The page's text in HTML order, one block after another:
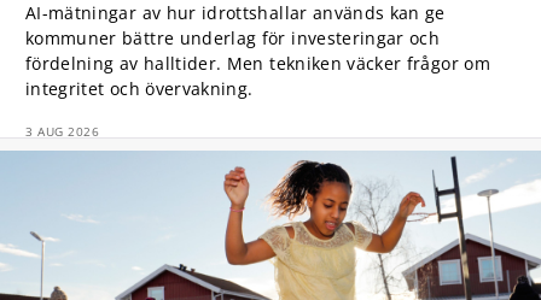
AI-mätningar av hur idrottshallar används kan ge
kommuner bättre underlag för investeringar och
fördelning av halltider. Men tekniken väcker frågor om
integritet och övervakning.
3 AUG 2026